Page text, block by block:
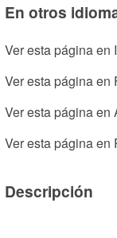
En otros
Ver esta página en
Ver esta página en
Ver esta página en
Ver esta página en
Descripción